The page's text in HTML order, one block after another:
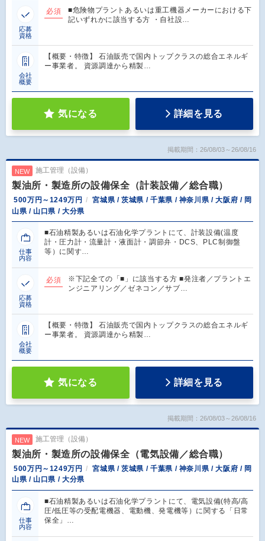
応募
資格
必須
■危険物プラントあるいは重工機器メーカーにおける下
記いずれかに該当する方 ・自社設…
会社
概要
【概要・特徴】 石油販売で国内トップクラスの総合エネルギ
ー事業者。 資源調達から精製…
気になる 詳細を見る
掲載期間：26/08/03～26/08/16
NEW 施工管理（設備）
製油所・製造所の設備保全（計装設備／総合職）
500万円～1249万円
宮城県 / 茨城県 / 千葉県 / 神奈川県 / 大阪府 / 岡
山県 / 山口県 / 大分県
仕事
内容
■石油精製あるいは石油化学プラントにて、計装設備(温度
計・圧力計・流量計・液面計・調節弁・DCS、PLC制御盤
等）に関す…
応募
資格
必須
※下記全ての「■」に該当する方 ■発注者／プラントエ
ンジニアリング／ゼネコン／サブ…
会社
概要
【概要・特徴】 石油販売で国内トップクラスの総合エネルギ
ー事業者。 資源調達から精製…
気になる 詳細を見る
掲載期間：26/08/03～26/08/16
NEW 施工管理（設備）
製油所・製造所の設備保全（電気設備／総合職）
500万円～1249万円
宮城県 / 茨城県 / 千葉県 / 神奈川県 / 大阪府 / 岡
山県 / 山口県 / 大分県
仕事
内容
■石油精製あるいは石油化学プラントにて、電気設備(特高/高
圧/低圧等の受配電機器、電動機、発電機等）に関する「日常
保全」…